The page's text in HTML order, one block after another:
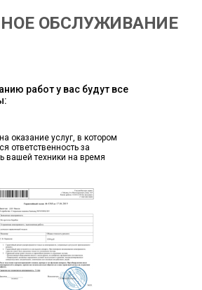
ОБСЛУЖИВАНИЕ
работ у вас будут все
оказание услуг, в котором
ответственность за
вашей техники на время